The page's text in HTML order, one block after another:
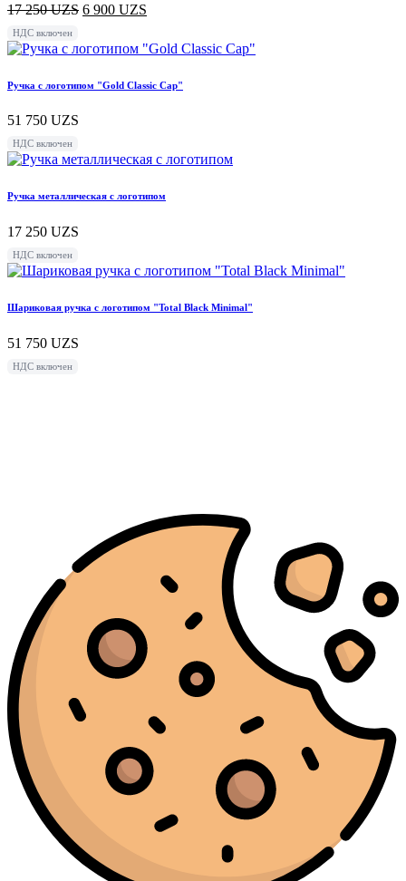
17 250UZS 6 900 UZS
НДС включен
Ручка с логотипом "Gold Classic Cap"
51 750 UZS
НДС включен
Ручка металлическая с логотипом
17 250 UZS
НДС включен
Шариковая ручка с логотипом "Total Black Minimal"
51 750 UZS
НДС включен